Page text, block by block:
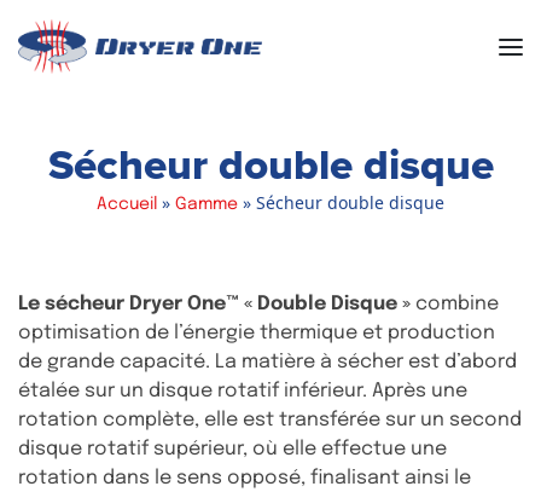
Sécheur double disque
Accueil » Gamme » Sécheur double disque
Le sécheur Dryer One™ « Double Disque » combine
optimisation de l’énergie thermique et production
de grande capacité. La matière à sécher est d’abord
étalée sur un disque rotatif inférieur. Après une
rotation complète, elle est transférée sur un second
disque rotatif supérieur, où elle effectue une
rotation dans le sens opposé, finalisant ainsi le